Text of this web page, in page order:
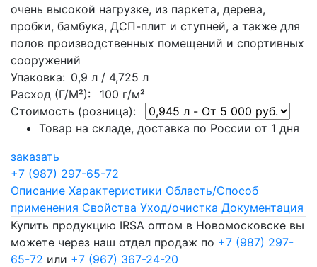
очень высокой нагрузке, из паркета, дерева,
пробки, бамбука, ДСП-плит и ступней, а также для
полов производственных помещений и спортивных
сооружений
Упаковка: 0,9 л / 4,725 л
Расход (Г/М²): 100 г/м²
Стоимость (розница):
Товар на складе, доставка по России от 1 дня
заказать
+7 (987) 297-65-72
Описание Характеристики Область/Способ
применения Свойства Уход/очистка Документация
Купить продукцию IRSA оптом в Новомосковске вы
можете через наш отдел продаж по +7 (987) 297-
65-72 или +7 (967) 367-24-20